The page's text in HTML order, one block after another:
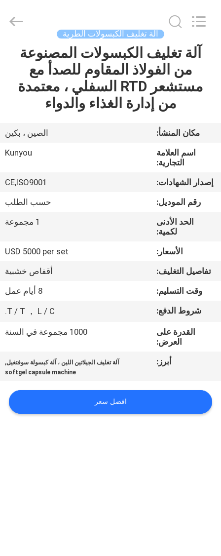
المنتجات
فيديوهات
معلومات
جولة
المصنع
الجودة
أخبار
اطلب
خريطة
الموقع
Pharmatech
Co.,LTD..
Reserved.
آلة تغليف الكبسولات الطرية
آلة تغليف الكبسولات المصنوعة
من الفولاذ المقاوم للصدأ مع
مستشعر RTD السفلي ، معتمدة
من إدارة الغذاء والدواء
مكان المنشأ:
الصين ، بكين
اسم العلامة
التجارية:
Kunyou
إصدار الشهادات:
CE,ISO9001
رقم الموديل:
حسب الطلب
الحد الأدنى
لكمية:
1 مجموعة
الأسعار:
USD 5000 per set
تفاصيل التغليف:
أقفاص خشبية
وقت التسليم:
8 أيام عمل
شروط الدفع:
T / T ， L / C.
القدرة على
العرض:
1000 مجموعة في السنة
أبرز: آلة تغليف الجيلاتين اللين ، آلة كبسولة سوفتغيل,
softgel capsule machine
افضل سعر